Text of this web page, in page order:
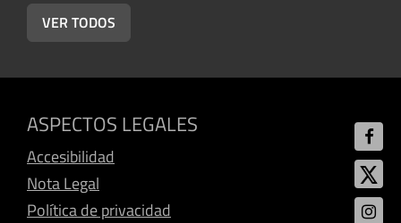
VER TODOS
ASPECTOS LEGALES
Accesibilidad
Nota Legal
Política de privacidad